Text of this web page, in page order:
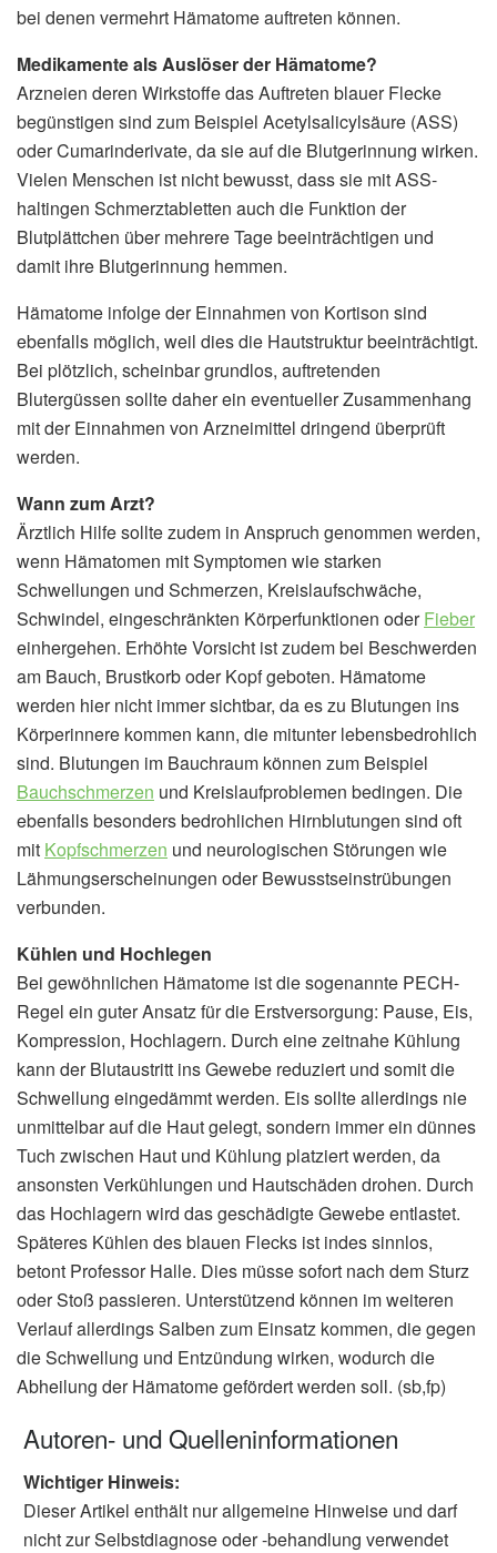
bei denen vermehrt Hämatome auftreten können.
Medikamente als Auslöser der Hämatome?
Arzneien deren Wirkstoffe das Auftreten blauer Flecke
begünstigen sind zum Beispiel Acetylsalicylsäure (ASS)
oder Cumarinderivate, da sie auf die Blutgerinnung wirken.
Vielen Menschen ist nicht bewusst, dass sie mit ASS-
haltingen Schmerztabletten auch die Funktion der
Blutplättchen über mehrere Tage beeinträchtigen und
damit ihre Blutgerinnung hemmen.
Hämatome infolge der Einnahmen von Kortison sind
ebenfalls möglich, weil dies die Hautstruktur beeinträchtigt.
Bei plötzlich, scheinbar grundlos, auftretenden
Blutergüssen sollte daher ein eventueller Zusammenhang
mit der Einnahmen von Arzneimittel dringend überprüft
werden.
Wann zum Arzt?
Ärztlich Hilfe sollte zudem in Anspruch genommen werden,
wenn Hämatomen mit Symptomen wie starken
Schwellungen und Schmerzen, Kreislaufschwäche,
Schwindel, eingeschränkten Körperfunktionen oderFieber
einhergehen. Erhöhte Vorsicht ist zudem bei Beschwerden
am Bauch, Brustkorb oder Kopf geboten. Hämatome
werden hier nicht immer sichtbar, da es zu Blutungen ins
Körperinnere kommen kann, die mitunter lebensbedrohlich
sind. Blutungen im Bauchraum können zum Beispiel
Bauchschmerzen und Kreislaufproblemen bedingen. Die
ebenfalls besonders bedrohlichen Hirnblutungen sind oft
mit Kopfschmerzen und neurologischen Störungen wie
Lähmungserscheinungen oder Bewusstseinstrübungen
verbunden.
Kühlen und Hochlegen
Bei gewöhnlichen Hämatome ist die sogenannte PECH-
Regel ein guter Ansatz für die Erstversorgung: Pause, Eis,
Kompression, Hochlagern. Durch eine zeitnahe Kühlung
kann der Blutaustritt ins Gewebe reduziert und somit die
Schwellung eingedämmt werden. Eis sollte allerdings nie
unmittelbar auf die Haut gelegt, sondern immer ein dünnes
Tuch zwischen Haut und Kühlung platziert werden, da
ansonsten Verkühlungen und Hautschäden drohen. Durch
das Hochlagern wird das geschädigte Gewebe entlastet.
Späteres Kühlen des blauen Flecks ist indes sinnlos,
betont Professor Halle. Dies müsse sofort nach dem Sturz
oder Stoß passieren. Unterstützend können im weiteren
Verlauf allerdings Salben zum Einsatz kommen, die gegen
die Schwellung und Entzündung wirken, wodurch die
Abheilung der Hämatome gefördert werden soll. (sb,fp)
Autoren- und Quelleninformationen
Wichtiger Hinweis:
Dieser Artikel enthält nur allgemeine Hinweise und darf
nicht zur Selbstdiagnose oder -behandlung verwendet